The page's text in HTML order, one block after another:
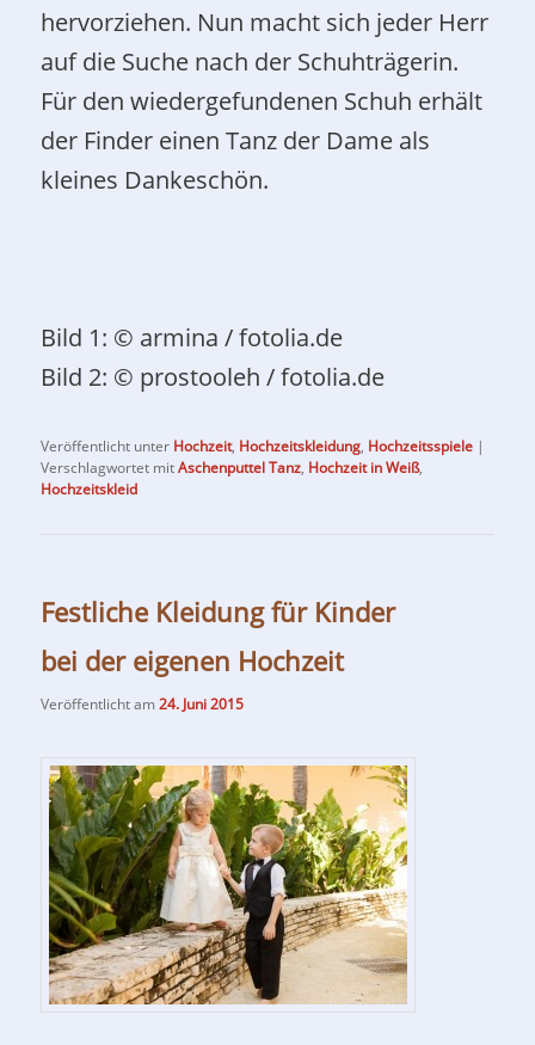
hervorziehen. Nun macht sich jeder Herr
auf die Suche nach der Schuhträgerin.
Für den wiedergefundenen Schuh erhält
der Finder einen Tanz der Dame als
kleines Dankeschön.
Bild 1: © armina / fotolia.de
Bild 2: © prostooleh / fotolia.de
Veröffentlicht unter Hochzeit, Hochzeitskleidung, Hochzeitsspiele |
Verschlagwortet mitAschenputtel Tanz, Hochzeit in Weiß,
Hochzeitskleid
Festliche Kleidung für Kinder
bei der eigenen Hochzeit
Veröffentlicht am24. Juni 2015